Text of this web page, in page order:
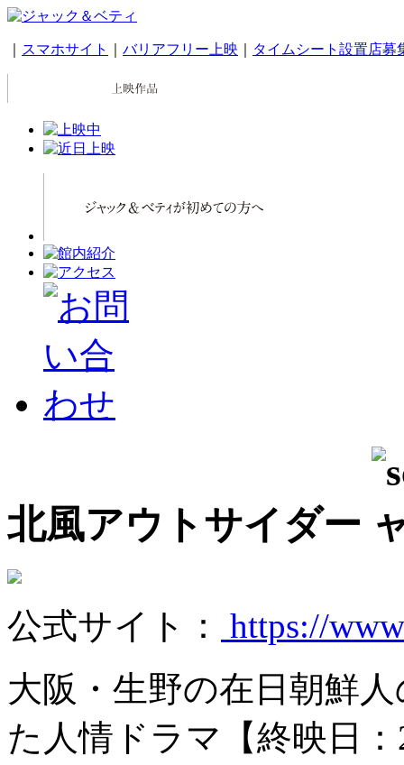
スマホサイト バリアフリー上映 タイムシート設置店募
北風アウトサイダー
公式サイト：
https://
大阪・生野の在日朝鮮
た人情ドラマ【終映日